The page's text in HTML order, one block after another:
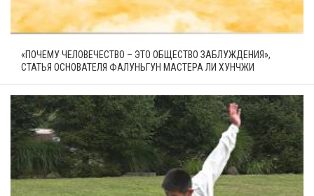
«ПОЧЕМУ ЧЕЛОВЕЧЕСТВО – ЭТО ОБЩЕСТВО ЗАБЛУЖДЕНИЯ»,
СТАТЬЯ ОСНОВАТЕЛЯ ФАЛУНЬГУН МАСТЕРА ЛИ ХУНЧЖИ